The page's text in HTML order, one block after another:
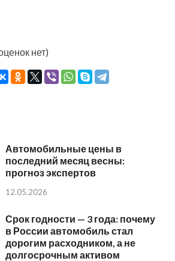
нет)
Автомобильные цены в
последний месяц весны:
прогноз экспертов
12.05.2026
Срок годности — 3 года: почему
в России автомобиль стал
дорогим расходником, а не
долгосрочным активом